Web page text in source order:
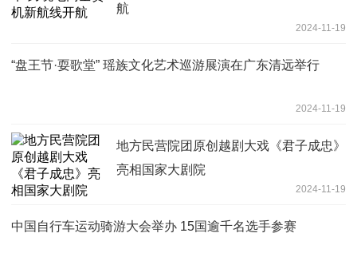
航
2024-11-19
“盘王节·耍歌堂” 瑶族文化艺术巡游展演在广东清远举行
2024-11-19
地方民营院团原创越剧大戏《君子成忠》
亮相国家大剧院
2024-11-19
中国自行车运动骑游大会举办 15国逾千名选手参赛